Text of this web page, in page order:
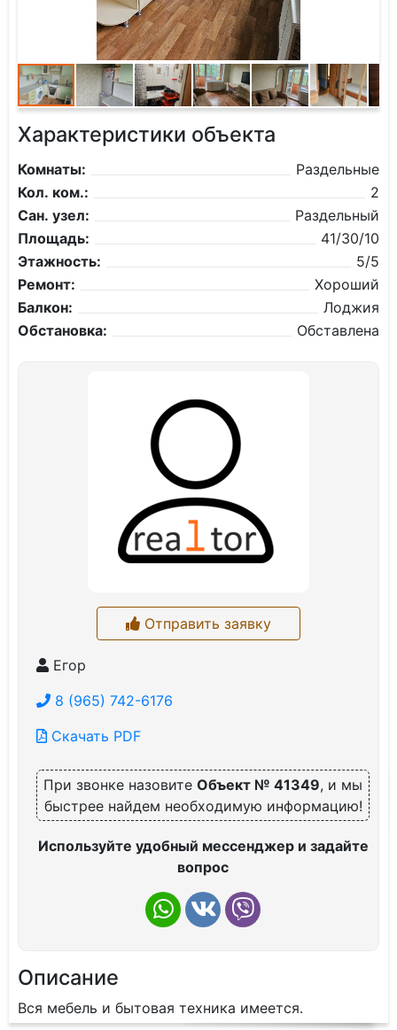
Характеристики объекта
Комнаты:
Раздельные
Кол. ком.:
2
Сан. узел:
Раздельный
Площадь:
41/30/10
Этажность:
5/5
Ремонт:
Хороший
Балкон:
Лоджия
Обстановка:
Обставлена
Отправить заявку
Егор
8 (965) 742-6176
Скачать PDF
При звонке назовите Объект № 41349, и мы
быстрее найдем необходимую информацию!
Используйте удобный мессенджер и задайте
вопрос
Описание
Вся мебель и бытовая техника имеется.